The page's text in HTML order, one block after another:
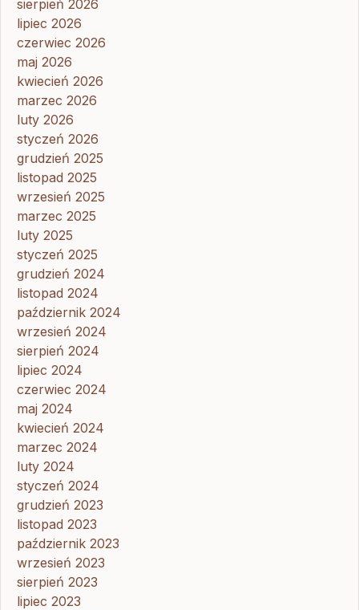
sierpień 2026
lipiec 2026
czerwiec 2026
maj 2026
kwiecień 2026
marzec 2026
luty 2026
styczeń 2026
grudzień 2025
listopad 2025
wrzesień 2025
marzec 2025
luty 2025
styczeń 2025
grudzień 2024
listopad 2024
październik 2024
wrzesień 2024
sierpień 2024
lipiec 2024
czerwiec 2024
maj 2024
kwiecień 2024
marzec 2024
luty 2024
styczeń 2024
grudzień 2023
listopad 2023
październik 2023
wrzesień 2023
sierpień 2023
lipiec 2023